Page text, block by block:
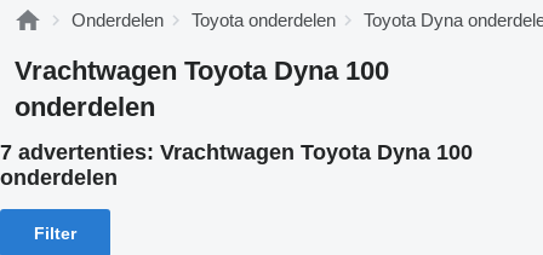
Onderdelen Toyota onderdelen Toyota Dyna
Vrachtwagen Toyota Dyna 100
onderdelen
7 advertenties: Vrachtwagen Toyota Dyna 100
onderdelen
Filter